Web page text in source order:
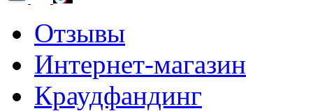
Отзывы
Интернет-магазин
Краудфандинг